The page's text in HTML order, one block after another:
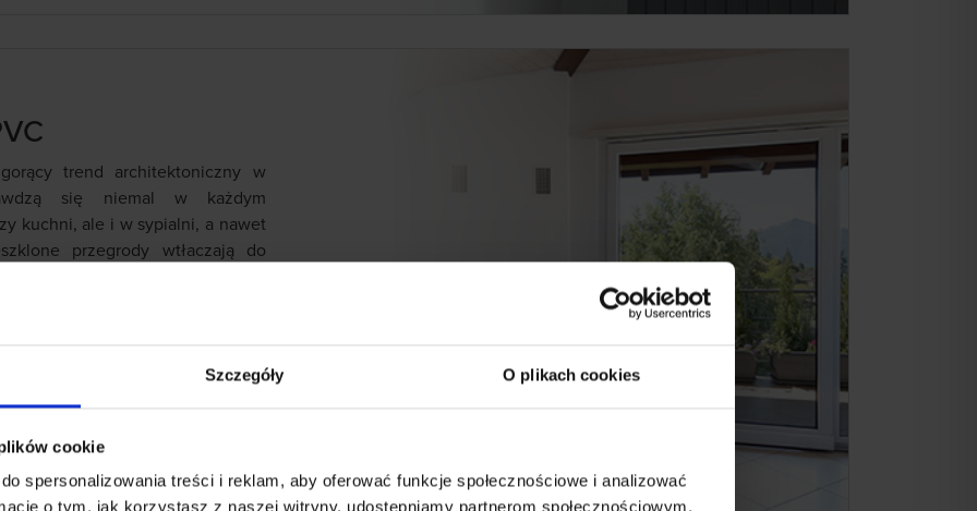
Szczegóły O plikach cookies
cookie
spersonalizowania treści i reklam, aby oferować funkcje społecznościowe i analizować
o tym, jak korzystasz z naszej witryny, udostępniamy partnerom społecznościowym,
trend architektoniczny w
się niemal w każdym
kuchni, ale i w sypialni, a nawet
przegrody wtłaczają do
światła, zapewniając
i luksusu. Systemy tarasowe
niezbędne wymogi w zakresie
wygodą użytkowania,
a także ekskluzywnym
okuć wzmacnia konstrukcję,
zakresie wymiarów.